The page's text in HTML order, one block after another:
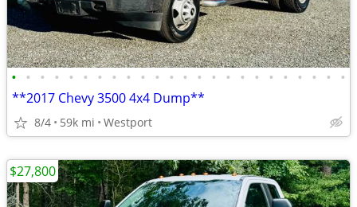
• • • • • • • • • • • • • • • • • • • • • • • •
**2017 Chevy 3500 4x4 Dump**
8/4 59k mi Westport
$27,800